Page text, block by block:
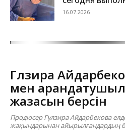
16.07.2026